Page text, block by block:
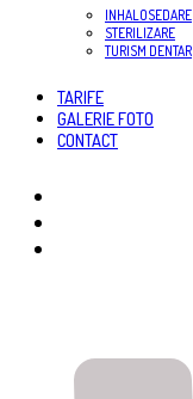
INHALOSEDARE
STERILIZARE
TURISM DENTAR
TARIFE
GALERIE FOTO
CONTACT